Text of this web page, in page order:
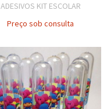
ADESIVOS KIT ESCOLAR
Preço sob consulta